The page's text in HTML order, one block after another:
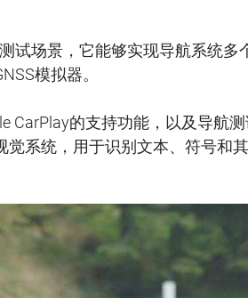
试场景，它能够实现导航系统
模拟器。
CarPlay的支持功能，以及导航
系统，用于识别文本、符号和